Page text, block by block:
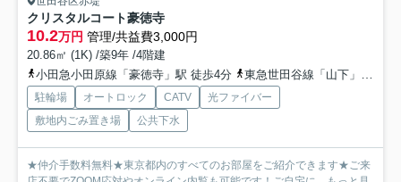
クリスタルコート豪徳寺
10.2万円 管理/共益費3,000円
20.86㎡ (1K) /築9年 /4階建
小田急小田原線「豪徳寺」駅 徒歩4分
東急世田谷線「山下」駅 徒歩5分
駐輪場 オートロック CATV
光ファイバー
敷地内ごみ置き場
公共下水
★仲介手数料無料★東京都内のすべてのお部屋をご紹介できます★ご来